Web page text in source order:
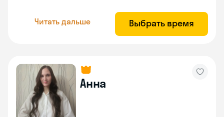
Читать дальше Выбрать время
Анна